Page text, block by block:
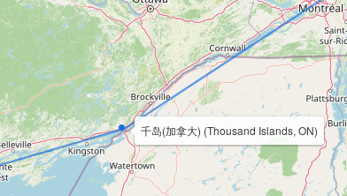
千岛(加拿大) (Thousand Islands, ON)